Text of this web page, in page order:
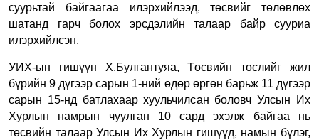
суурьтай байгаагаа илэрхийлээд, төсвийг төлөвлөх
шатанд гарч болох эрсдэлийн талаар байр сууриа
илэрхийлсэн.
УИХ-ын гишүүн Х.Булгантуяа, Төсвийн төслийг жил
бүрийн 9 дүгээр сарын 1-ний өдөр өргөн барьж 11 дүгээр
сарын 15-нд батлахаар хуульчилсан боловч Улсын Их
Хурлын намрын чуулган 10 сард эхэлж байгаа нь
төсвийн талаар Улсын Их Хурлын гишүүд, намын бүлэг,